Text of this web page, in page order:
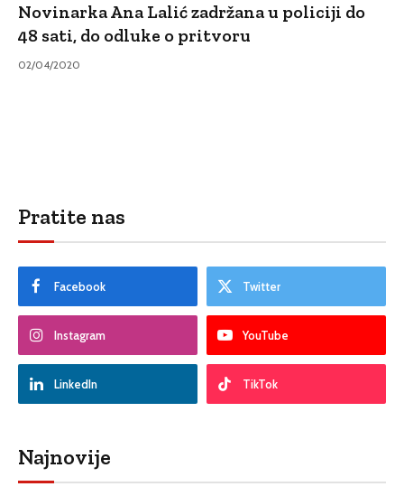
Novinarka Ana Lalić zadržana u policiji do
48 sati, do odluke o pritvoru
02/04/2020
Pratite nas
Facebook Twitter
Instagram YouTube
LinkedIn TikTok
Najnovije